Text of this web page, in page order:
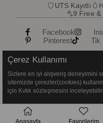
UTS Kayıtlı
9 Free &
Facebook
Pinterest
Tik
© 2020-2026Glamour
Resmi Distribütörü. Tüm
Çerez Kullanımı
Sizlere en iyi alışveriş deneyimini
sitemizde çerezler(cookies)
için Kvkk sözleşmesini
Anasayfa Favorilerim